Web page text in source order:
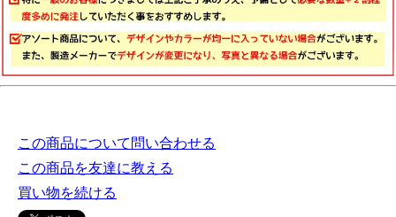
この商品について問い合わせる
この商品を友達に教える
買い物を続ける